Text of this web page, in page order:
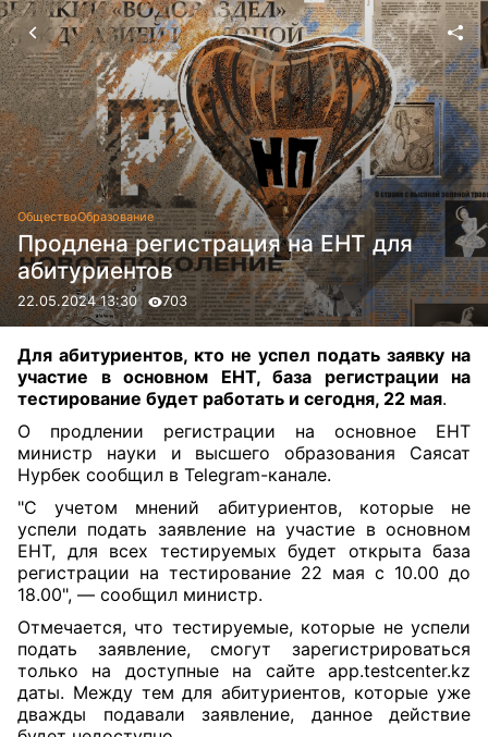
ОбществоОбразование
Продлена регистрация на ЕНТ для
абитуриентов
22.05.2024 13:30 703
Для абитуриентов, кто не успел подать заявку на
участие в основном ЕНТ, база регистрации на
тестирование будет работать и сегодня, 22 мая.
О продлении регистрации на основное ЕНТ
министр науки и высшего образования Саясат
Нурбек сообщил в Telegram-канале.
"С учетом мнений абитуриентов, которые не
успели подать заявление на участие в основном
ЕНТ, для всех тестируемых будет открыта база
регистрации на тестирование 22 мая с 10.00 до
18.00", — сообщил министр.
Отмечается, что тестируемые, которые не успели
подать заявление, смогут зарегистрироваться
только на доступные на сайте app.testcenter.kz
даты. Между тем для абитуриентов, которые уже
дважды подавали заявление, данное действие